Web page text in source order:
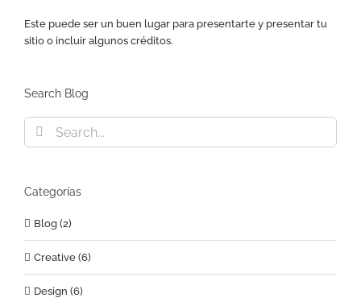
Este puede ser un buen lugar para presentarte y presentar tu
sitio o incluir algunos créditos.
Search Blog
Search
for:
Categorías
Blog (2)
Creative (6)
Design (6)